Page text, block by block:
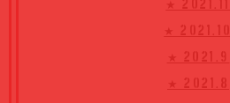
★ 2021.11
★ 2021.10
★ 2021.9
★ 2021.8